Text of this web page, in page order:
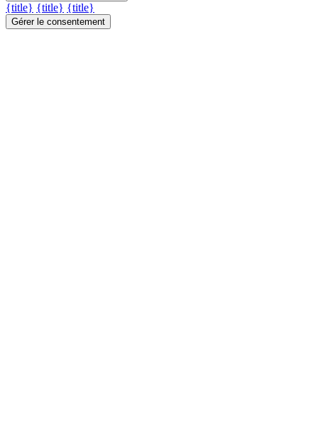
{title} {title} {title}
Gérer le consentement